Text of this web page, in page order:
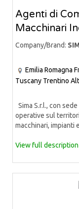
Agenti di
Macchinari
Company/Brand:
Emilia Romagna
Tuscany Trentino
Sima S.r.l., con
operative sul
macchinari, impianti
View full description